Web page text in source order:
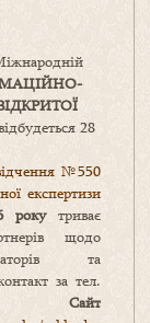
28
№550
експертизи
рокутриває
щодо
та
за тел.
Сайт